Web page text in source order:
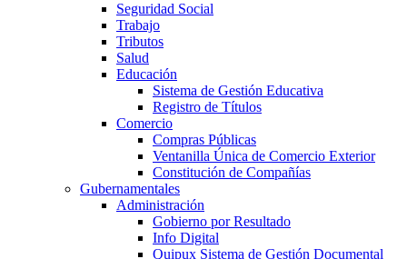
Seguridad Social
Trabajo
Tributos
Salud
Educación
Sistema de Gestión Educativa
Registro de Títulos
Comercio
Compras Públicas
Ventanilla Única de Comercio Exterior
Constitución de Compañías
Gubernamentales
Administración
Gobierno por Resultado
Info Digital
Quipux Sistema de Gestión Documental